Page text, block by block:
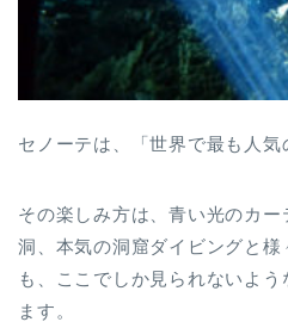
セノーテは、「世界で最も人気
その楽しみ方は、青い光のカ
洞、本気の洞窟ダイビングと
も、ここでしか見られないよ
ます。